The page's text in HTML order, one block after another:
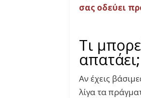
σας οδεύει
Τι
απατάει;
Αν έχεις
λίγα τα